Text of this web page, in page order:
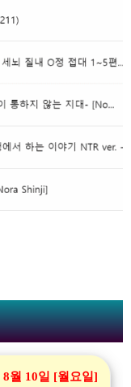
8월 10일 [월요일]